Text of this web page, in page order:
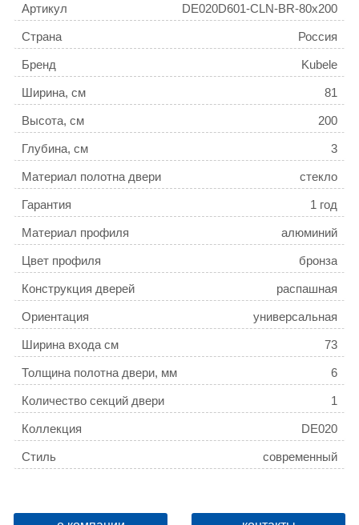
Артикул DE020D601-CLN-BR-80х200
Страна Россия
Бренд Kubele
Ширина, см 81
Высота, см 200
Глубина, см 3
Материал полотна двери стекло
Гарантия 1 год
Материал профиля алюминий
Цвет профиля бронза
Конструкция дверей распашная
Ориентация универсальная
Ширина входа см 73
Толщина полотна двери, мм 6
Количество секций двери 1
Коллекция DE020
Стиль современный
Монтаж
Напольный